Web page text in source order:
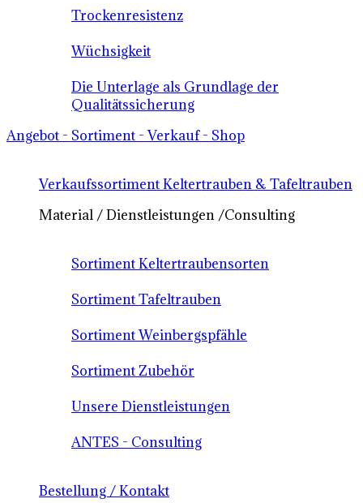
Trockenresistenz
Wüchsigkeit
Die Unterlage als Grundlage der
Qualitätssicherung
Angebot - Sortiment - Verkauf - Shop
Verkaufssortiment Keltertrauben & Tafeltrauben
Material / Dienstleistungen /Consulting
Sortiment Keltertraubensorten
Sortiment Tafeltrauben
Sortiment Weinbergspfähle
Sortiment Zubehör
Unsere Dienstleistungen
ANTES - Consulting
Bestellung / Kontakt